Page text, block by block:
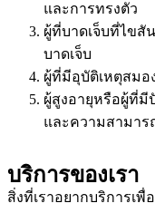
และการทรงตัว
ผู้ที่บาดเจ็บที่ไขสั
บาดเจ็บ
ผู้ที่มีอุบัติเหตุสมอ
ผู้สูงอายุหรือผู้ที่
และความสามาร
บริการของเรา
สิ่งที่เราอยากบริการเ